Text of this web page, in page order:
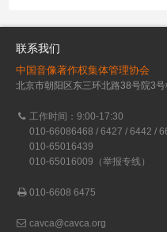
联系我们
中国音像著作权集体管理协会
北京市朝阳区东三环北路38号院3
工作时间：9:00-17:30
010-66086468 / 6427 / 6442 /
010-65016439
010-65016009（举报专线）
010-6608 6475
cavca@cavca.org